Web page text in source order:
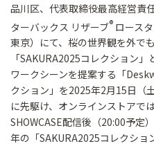
品川区、代表取締役最高経営責
ターバックス リザーブ® ロース
東京）にて、桜の世界観を外で
「SAKURA2025コレクション
ワークシーンを提案する「
クション」を2025年2月15日（
に先駆け、オンラインストアで
SHOWCASE配信後（20:00予定
年の「SAKURA2025コレクシ